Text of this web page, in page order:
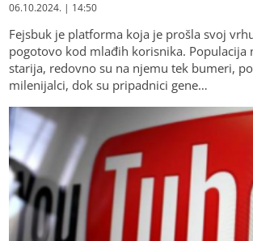
06.10.2024. | 14:50
Fejsbuk je platforma koja je prošla svoj
pogotovo kod mlađih korisnika. Populacija
starija, redovno su na njemu tek bumeri,
milenijalci, dok su pripadnici gene…